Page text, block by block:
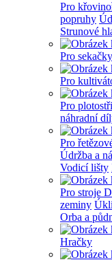
Pro
popruhy
Strunové
Pro sekačky
Pro
Pro
náhradní
Pro
Údržba a
Vodicí lišty
Pro stroje
zeminy
Orba a
Hračky